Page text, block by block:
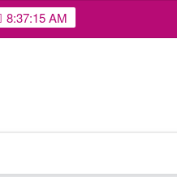
8:37:16 AM